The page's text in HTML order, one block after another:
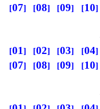
07
08 09 10
01 02 03 04
07
08 09 10